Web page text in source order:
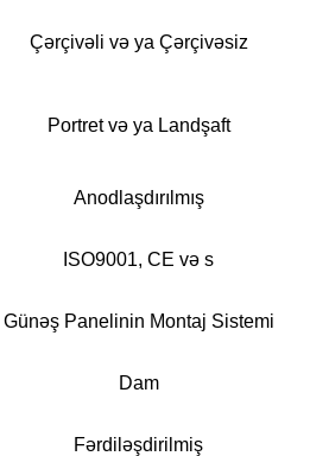
Çərçivəli və ya Çərçivəsiz
Portret və ya Landşaft
Anodlaşdırılmış
ISO9001, CE və s
Günəş Panelinin Montaj Sistemi
Dam
Fərdiləşdirilmiş